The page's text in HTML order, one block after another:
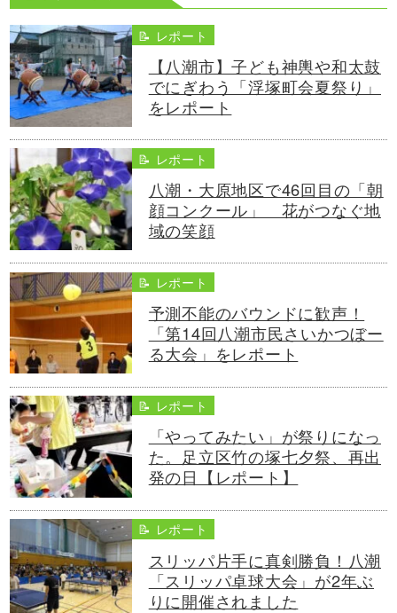
📝 レポート
【八潮市】子ども神輿や和太鼓
でにぎわう「浮塚町会夏祭り」
をレポート
📝 レポート
八潮・大原地区で46回目の「朝
顔コンクール」 花がつなぐ地
域の笑顔
📝 レポート
予測不能のバウンドに歓声！
「第14回八潮市民さいかつぼー
る大会」をレポート
📝 レポート
「やってみたい」が祭りになっ
た。足立区竹の塚七夕祭、再出
発の日【レポート】
📝 レポート
スリッパ片手に真剣勝負！八潮
「スリッパ卓球大会」が2年ぶ
りに開催されました